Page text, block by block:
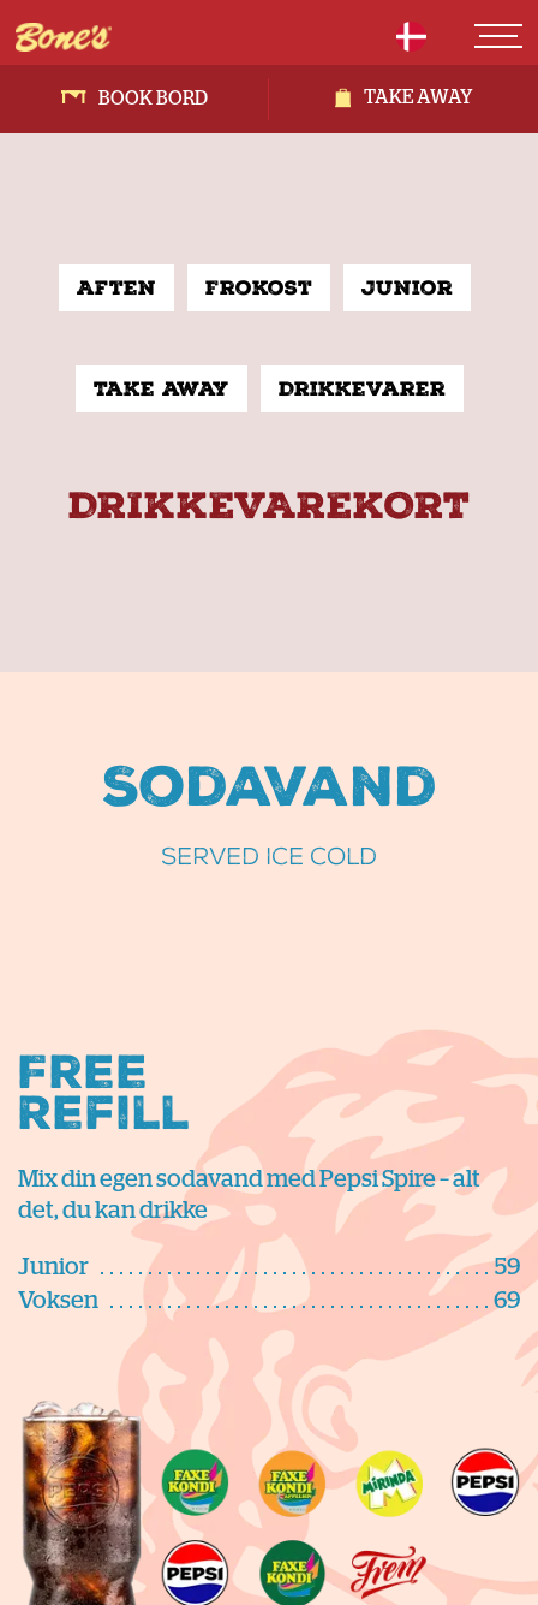
BOOK BORD TAKE AWAY
Aften Frokost Junior
Take away Drikkevarer
DRIKKEVAREKORT
Sodavand
SERVED ICE COLD
Free
Refill
Mix din egen sodavand med Pepsi Spire – alt
det, du kan drikke
Junior
59
Voksen
69